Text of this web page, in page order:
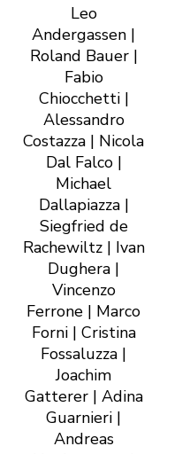
Leo
Andergassen |
Roland Bauer |
Fabio
Chiocchetti |
Alessandro
Costazza | Nicola
Dal Falco |
Michael
Dallapiazza |
Siegfried de
Rachewiltz | Ivan
Dughera |
Vincenzo
Ferrone | Marco
Forni | Cristina
Fossaluzza |
Joachim
Gatterer | Adina
Guarnieri |
Andreas